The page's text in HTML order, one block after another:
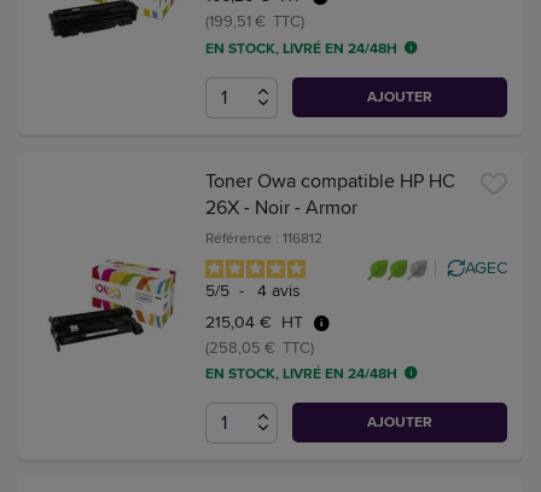
(199,51 € TTC)
EN STOCK, LIVRÉ EN 24/48H
AJOUTER
Toner Owa compatible HP HC
26X - Noir - Armor
Référence : 116812
5/5 - 4 avis
AGEC
215,04 € HT
(258,05 € TTC)
EN STOCK, LIVRÉ EN 24/48H
AJOUTER